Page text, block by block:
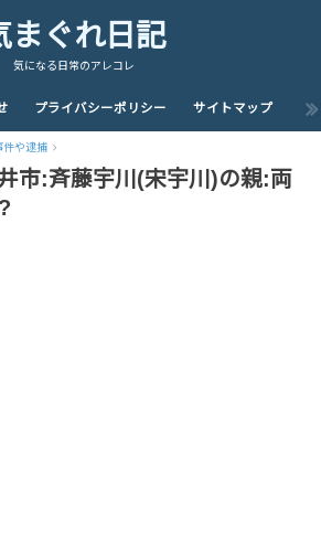
まぐれ日記
気になる日常のアレコレ
プライバシーポリシー サイトマップ
件や逮捕
市:斉藤宇川(宋宇川)の親:両